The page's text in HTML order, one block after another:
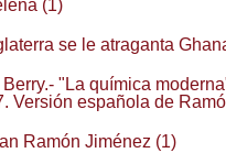
(1)
se le atraganta
Berry.- "La química
Versión española de
Ramón Jiménez (1)